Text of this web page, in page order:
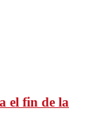
el fin de la